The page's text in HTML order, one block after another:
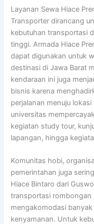
Layanan Sewa Hiace
Transporter dirancang
kebutuhan transportasi
tinggi. Armada Hiace
dapat digunakan untuk
destinasi di Jawa Barat
kendaraan ini juga
bisnis karena
perjalanan menuju
universitas
kegiatan study tour,
lapangan, hingga
Komunitas hobi,
pemerintahan juga
Hiace Bintaro dari
transportasi rombongan
mengakomodasi
kenyamanan. Untuk